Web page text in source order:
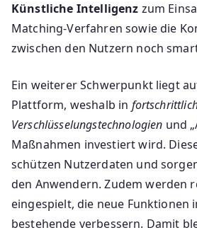
Künstliche Intelligenz zum
Matching-Verfahren sowie die
zwischen den Nutzern noch
Ein weiterer Schwerpunkt liegt
Plattform, weshalb in
Verschlüsselungstechnologien und
Maßnahmen investiert wird.
schützen Nutzerdaten und
den Anwendern. Zudem werden
eingespielt, die neue Funktionen
bestehende verbessern. Damit